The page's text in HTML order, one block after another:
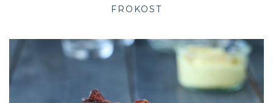
FROKOST